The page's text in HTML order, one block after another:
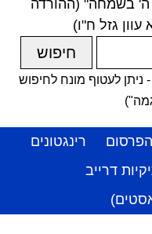
בשמחה" (ההורדה
גזל ח"ו)
ניתן לעטוף מונח לחיפוש
רינגטונים
דרייב